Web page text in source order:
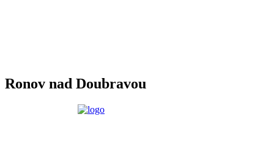
Ronov nad Doubravou